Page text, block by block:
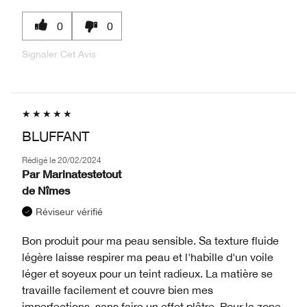
0 0
Signaler Cet Avis
BLUFFANT
Rédigé le 20/02/2024
Par Marinatestetout
de Nîmes
Réviseur vérifié
Bon produit pour ma peau sensible. Sa texture fluide
légère laisse respirer ma peau et l'habille d'un voile
léger et soyeux pour un teint radieux. La matière se
travaille facilement et couvre bien mes